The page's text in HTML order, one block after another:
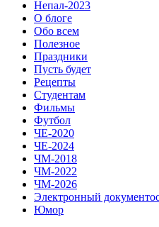
Непал-2023
О блоге
Обо всем
Полезное
Праздники
Пусть будет
Рецепты
Студентам
Фильмы
Футбол
ЧЕ-2020
ЧЕ-2024
ЧМ-2018
ЧМ-2022
ЧМ-2026
Электронный
Юмор